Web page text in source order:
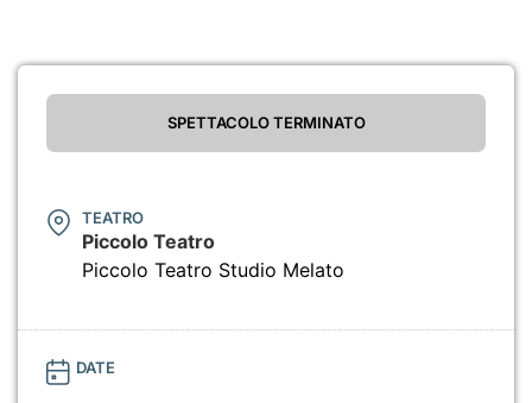
SPETTACOLO TERMINATO
TEATRO
Piccolo Teatro
Piccolo Teatro Studio Melato
DATE